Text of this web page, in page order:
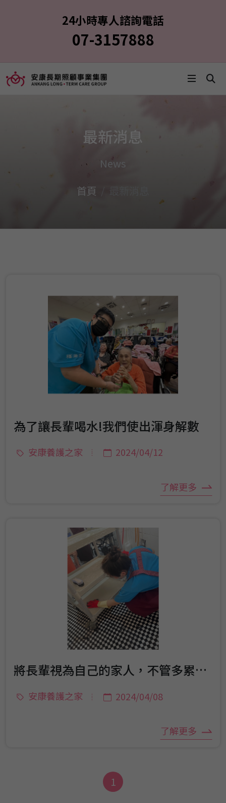
24小時專人諮詢電話
07-3157888
最新消息
News
首頁
最新消息
為了讓長輩喝水!我們使出渾身解數
安康養護之家 2024/04/12
了解更多
將長輩視為自己的家人，不管多累我
都還是要做！！
安康養護之家 2024/04/08
了解更多
1